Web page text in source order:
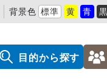
背景色 標準 黄 青
目的から探す